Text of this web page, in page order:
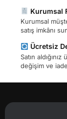
Kurumsal
Kurumsal
satış imkânı
Ücretsiz
Satın
değişim ve